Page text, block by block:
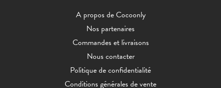
A propos de Cocoonly
Nos partenaires
Commandes et livraisons
Nous contacter
Politique de confidentialité
Conditions générales de vente